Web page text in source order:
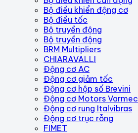
Bộ điều khiển động cơ
Bộ điều tốc
Bộ truyền động
Bộ truyền động
BRM Multipliers
CHIARAVALLI
Động cơ AC
Động cơ giảm tốc
Động cơ hộp số Brevini
Động cơ Motors Varmec
Động cơ rung Italvibras
Động cơ trục rỗng
FIMET